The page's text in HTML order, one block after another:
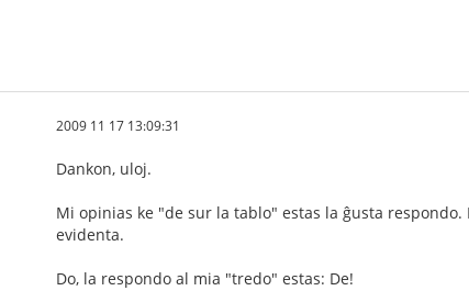
2009 11 17 13:09:31
Dankon, uloj.
Mi opinias ke "de sur la tablo" estas la ĝusta
evidenta.
Do, la respondo al mia "tredo" estas: De!